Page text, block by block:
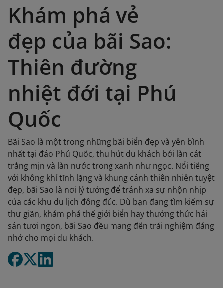
Khám phá vẻ
đẹp của bãi Sao:
Thiên đường
nhiệt đới tại Phú
Quốc
Bãi Sao là một trong những bãi biển đẹp và yên bình
nhất tại đảo Phú Quốc, thu hút du khách bởi làn cát
trắng mịn và làn nước trong xanh như ngọc. Nổi tiếng
với không khí tĩnh lặng và khung cảnh thiên nhiên tuyệt
đẹp, bãi Sao là nơi lý tưởng để tránh xa sự nhộn nhịp
của các khu du lịch đông đúc. Dù bạn đang tìm kiếm sự
thư giãn, khám phá thế giới biển hay thưởng thức hải
sản tươi ngon, bãi Sao đều mang đến trải nghiệm đáng
nhớ cho mọi du khách.